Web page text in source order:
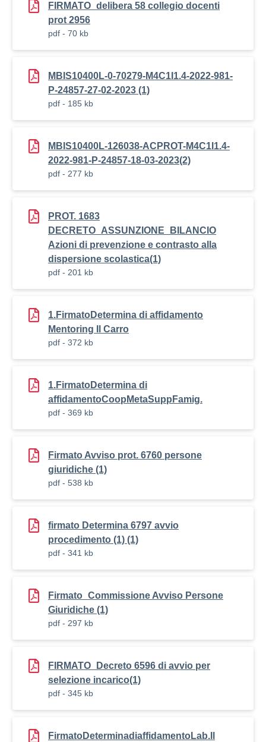
FIRMATO_delibera 58 collegio docenti
prot 2956
pdf - 70 kb
MBIS10400L-0-70279-M4C1I1.4-2022-981-
P-24857-27-02-2023 (1)
pdf - 185 kb
MBIS10400L-126038-ACPROT-M4C1I1.4-
2022-981-P-24857-18-03-2023(2)
pdf - 277 kb
PROT. 1683
DECRETO_ASSUNZIONE_BILANCIO
Azioni di prevenzione e contrasto alla
dispersione scolastica(1)
pdf - 201 kb
1.FirmatoDetermina di affidamento
Mentoring Il Carro
pdf - 372 kb
1.FirmatoDetermina di
affidamentoCoopMetaSuppFamig.
pdf - 369 kb
Firmato Avviso prot. 6760 persone
giuridiche (1)
pdf - 538 kb
firmato Determina 6797 avvio
procedimento (1) (1)
pdf - 341 kb
Firmato_Commissione Avviso Persone
Giuridiche (1)
pdf - 297 kb
FIRMATO_Decreto 6596 di avvio per
selezione incarico(1)
pdf - 345 kb
FirmatoDeterminadiaffidamentoLab.Il